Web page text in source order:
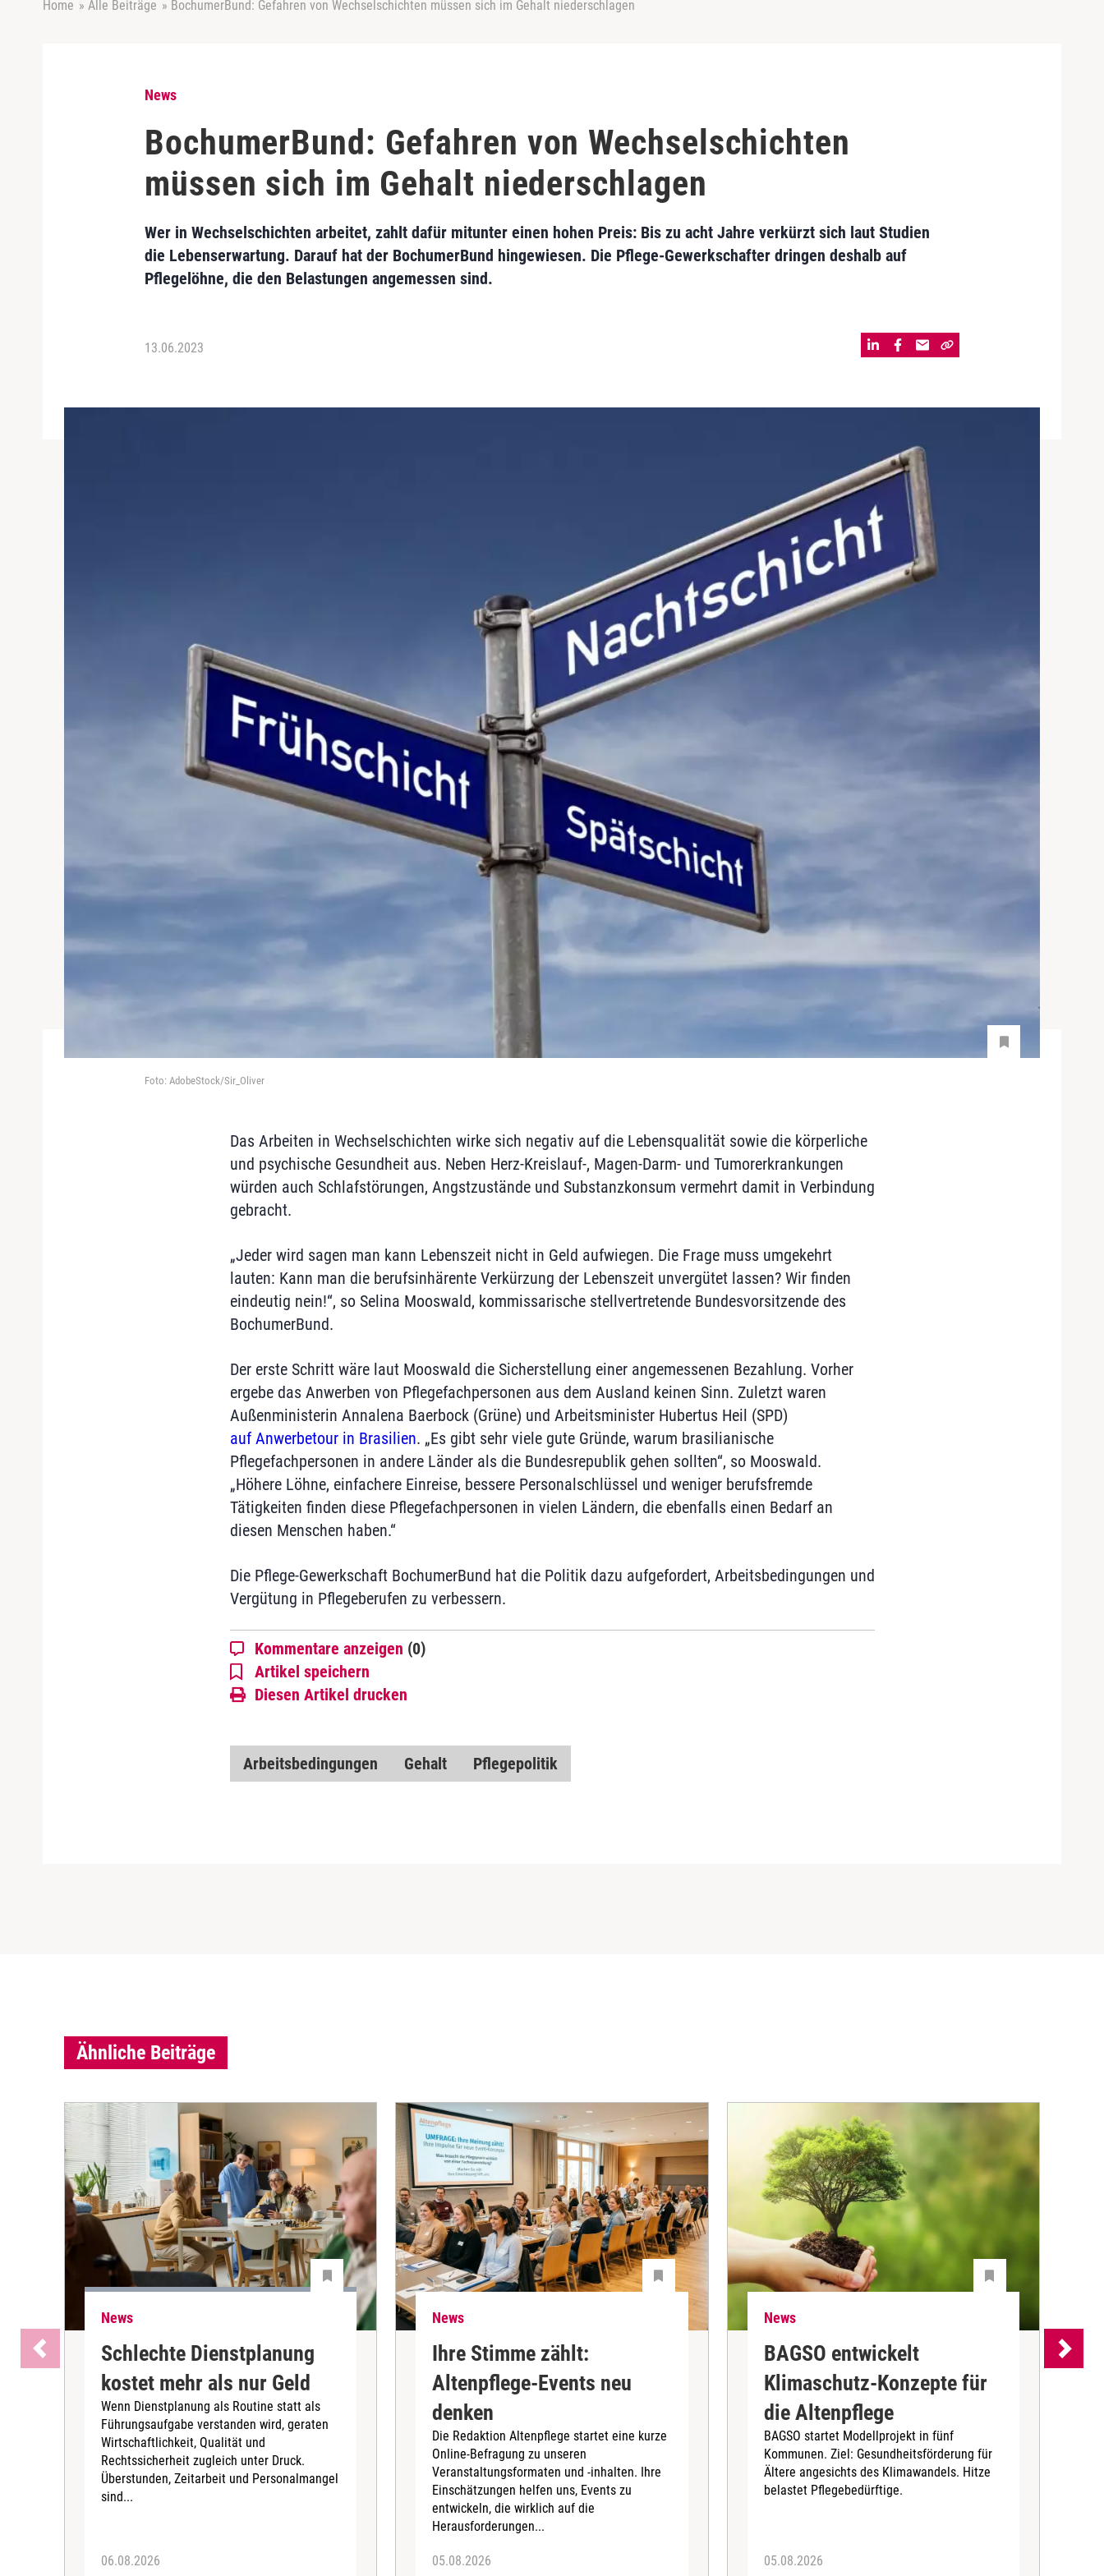
Home » Alle Beiträge » BochumerBund: Gefahren von Wechselschichten müssen sich im Gehalt niederschlagen
News
BochumerBund: Gefahren von Wechselschichten
müssen sich im Gehalt niederschlagen
Wer in Wechselschichten arbeitet, zahlt dafür mitunter einen hohen Preis: Bis zu acht Jahre verkürzt sich laut Studien
die Lebenserwartung. Darauf hat der BochumerBund hingewiesen. Die Pflege-Gewerkschafter dringen deshalb auf
Pflegelöhne, die den Belastungen angemessen sind.
13.06.2023
Foto: AdobeStock/Sir_Oliver
Das Arbeiten in Wechselschichten wirke sich negativ auf die Lebensqualität sowie die körperliche
und psychische Gesundheit aus. Neben Herz-Kreislauf-, Magen-Darm- und Tumorerkrankungen
würden auch Schlafstörungen, Angstzustände und Substanzkonsum vermehrt damit in Verbindung
gebracht.
„Jeder wird sagen man kann Lebenszeit nicht in Geld aufwiegen. Die Frage muss umgekehrt
lauten: Kann man die berufsinhärente Verkürzung der Lebenszeit unvergütet lassen? Wir finden
eindeutig nein!“, so Selina Mooswald, kommissarische stellvertretende Bundesvorsitzende des
BochumerBund.
Der erste Schritt wäre laut Mooswald die Sicherstellung einer angemessenen Bezahlung. Vorher
ergebe das Anwerben von Pflegefachpersonen aus dem Ausland keinen Sinn. Zuletzt waren
Außenministerin Annalena Baerbock (Grüne) und Arbeitsminister Hubertus Heil (SPD)
auf Anwerbetour in Brasilien. „Es gibt sehr viele gute Gründe, warum brasilianische
Pflegefachpersonen in andere Länder als die Bundesrepublik gehen sollten“, so Mooswald.
„Höhere Löhne, einfachere Einreise, bessere Personalschlüssel und weniger berufsfremde
Tätigkeiten finden diese Pflegefachpersonen in vielen Ländern, die ebenfalls einen Bedarf an
diesen Menschen haben.“
Die Pflege-Gewerkschaft BochumerBund hat die Politik dazu aufgefordert, Arbeitsbedingungen und
Vergütung in Pflegeberufen zu verbessern.
Kommentare anzeigen (0)
Artikel speichern
Diesen Artikel drucken
Arbeitsbedingungen Gehalt Pflegepolitik
Ähnliche Beiträge
News
Schlechte Dienstplanung
kostet mehr als nur Geld
Wenn Dienstplanung als Routine statt als
Führungsaufgabe verstanden wird, geraten
Wirtschaftlichkeit, Qualität und
Rechtssicherheit zugleich unter Druck.
Überstunden, Zeitarbeit und Personalmangel
sind...
06.08.2026
News
Ihre Stimme zählt:
Altenpflege-Events neu
denken
Die Redaktion Altenpflege startet eine kurze
Online-Befragung zu unseren
Veranstaltungsformaten und -inhalten. Ihre
Einschätzungen helfen uns, Events zu
entwickeln, die wirklich auf die
Herausforderungen...
05.08.2026
News
BAGSO entwickelt
Klimaschutz-Konzepte für
die Altenpflege
BAGSO startet Modellprojekt in fünf
Kommunen. Ziel: Gesundheitsförderung für
Ältere angesichts des Klimawandels. Hitze
belastet Pflegebedürftige.
05.08.2026